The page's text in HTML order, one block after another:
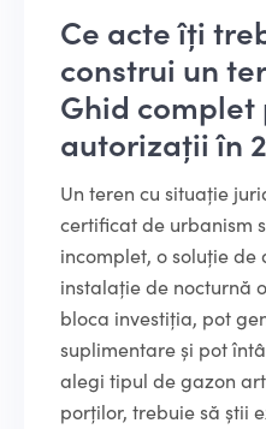
Ce acte îți
construi un
Ghid complet
autorizații în
Un teren cu situație
certificat de urbanism
incomplet, o soluție
instalație de nocturnă
bloca investiția, pot
suplimentare și pot
alegi tipul de gazon
porților, trebuie să știi